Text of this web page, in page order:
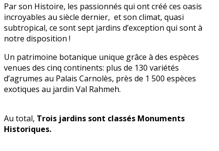
Par son Histoire, les passionnés qui ont créé ces oasis
incroyables au siècle dernier, et son climat, quasi
subtropical, ce sont sept jardins d’exception qui sont à
notre disposition !
Un patrimoine botanique unique grâce à des espèces
venues des cinq continents: plus de 130 variétés
d’agrumes au Palais Carnolès, près de 1 500 espèces
exotiques au jardin Val Rahmeh.
Au total, Trois jardins sont classés Monuments
Historiques.